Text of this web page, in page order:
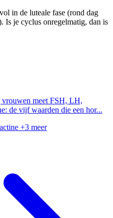
in de luteale fase (rond dag
Is je cyclus onregelmatig, dan is
vrouwen meet FSH, LH,
de vijf waarden die een hor...
+3 meer